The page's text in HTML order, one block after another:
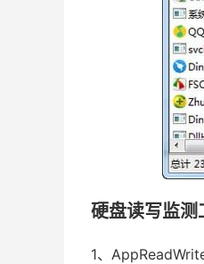
硬盘读写监测
1、